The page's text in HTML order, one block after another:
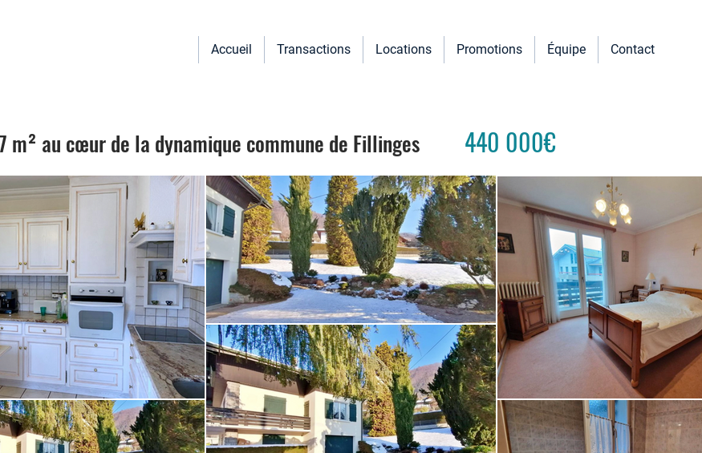
Accueil Transactions Locations Promotions Équipe Contact
m² au cœur de la dynamique commune de Fillinges 440 000€